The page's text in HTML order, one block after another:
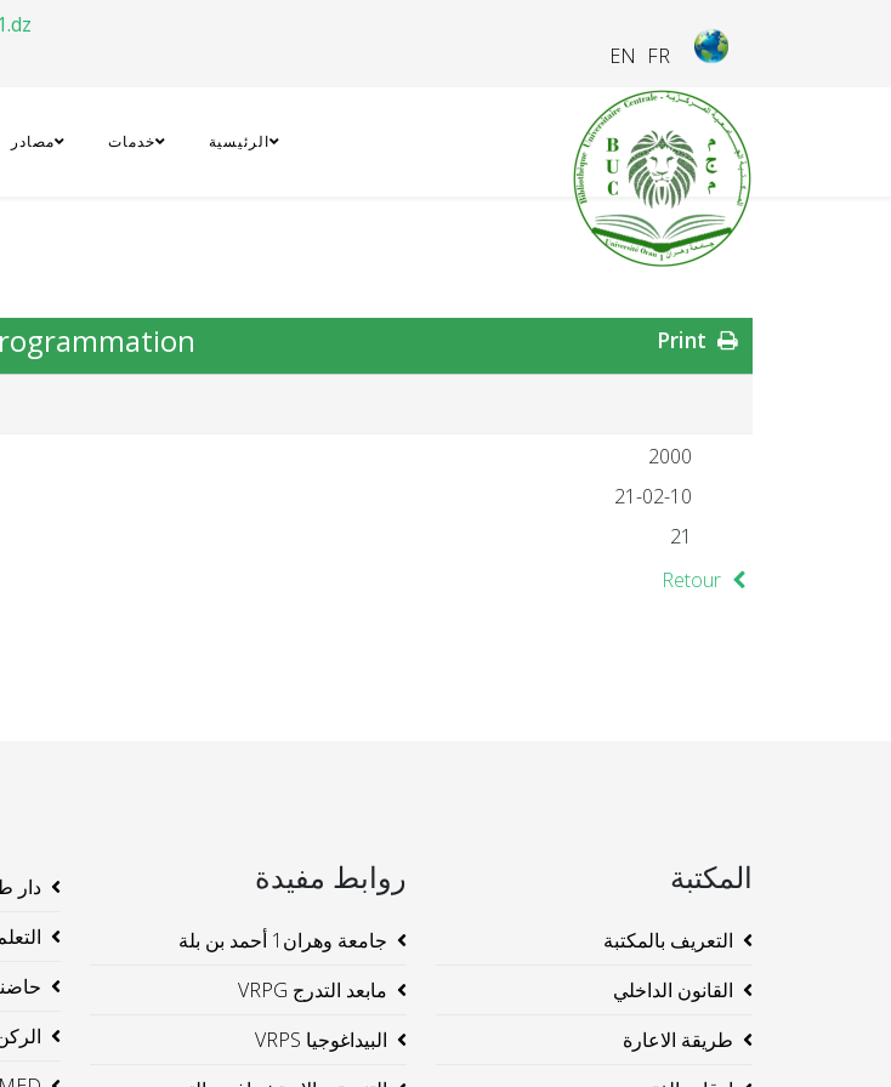
FR
EN
الرئيسية خدمات مصادر
2000
21-02-10
21
Retour
المكتبة
التعريف بالمكتبة
القانون الداخلي
طريقة الاعارة
روابط مفيدة
جامعة وهران1 أحمد بن بلة
مابعد التدرج VRPG
البيداغوجيا VRPS
دار